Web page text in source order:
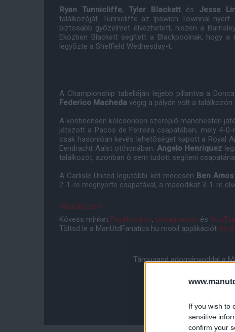
If you wish to
sensitive
confirm your
Ryan Tunnicliffe, Tyler Blackett és Jesse
találkozóját. Tunnicliffe az Ipswich Townnal
biztosabb gyõzelmet élvezhetett, hiszen a
Eközben Blackett segített a Blackpoolnak, hogy
legyõzte a Sheffield Wednesday-t.
A Championship tabelláján lejjebb pillantva a
Federico Macheda végig a pályán volt a találkozón.
A kontinensen kölcsönben szereplõ manchesteri
játszott a Pacos de Ferreira csapatában, mely 4-
csak hasonlóan kevés lehetõséget kapott a Royal
Eendracht Aalst otthonában. Angelo Henriquez
találkozót, azonban õ sem tudott segíteni
A Carlisle United legutóbbi két meccsén Ben Amos
2-1-re megnyerte csapatával, a másodikat 3-1-re
ManUtd.com
Kövess minket Facebookon, Instagramon és
Töltsd le a ManUtdFanatics.hu mobil applikációt
Támogasd adományoddal a